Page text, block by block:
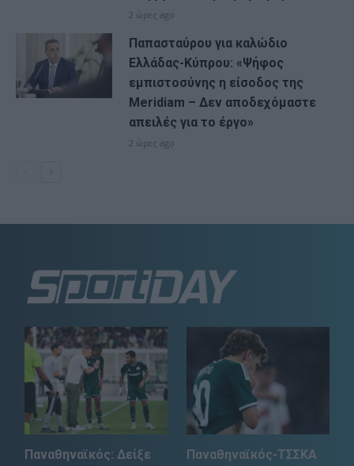
2 ώρες ago
Παπασταύρου για καλώδιο
Ελλάδας-Κύπρου: «Ψήφος
εμπιστοσύνης η είσοδος της
Meridiam – Δεν αποδεχόμαστε
απειλές για το έργο»
2 ώρες ago
Παναθηναϊκός: Δείξε
Παναθηναϊκός-ΤΣΣΚΑ